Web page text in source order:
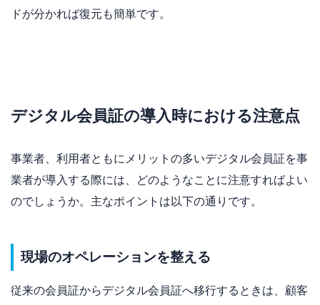
ドが分かれば復元も簡単です。
デジタル会員証の導入時における注意点
事業者、利用者ともにメリットの多いデジタル会員証を事
業者が導入する際には、どのようなことに注意すればよい
のでしょうか。主なポイントは以下の通りです。
現場のオペレーションを整える
従来の会員証からデジタル会員証へ移行するときは、顧客